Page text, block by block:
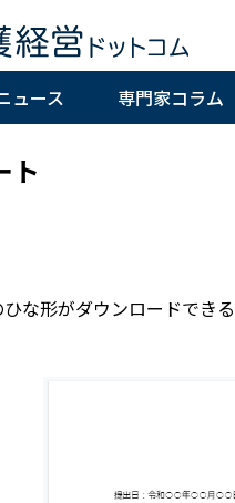
ュース 専門家コラム
ト
な形がダウンロードでき